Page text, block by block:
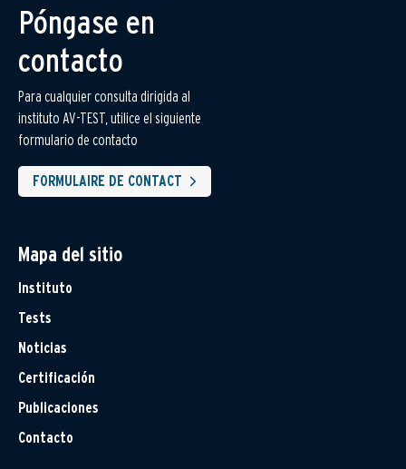
Póngase en
contacto
Para cualquier consulta dirigida al
instituto AV-TEST, utilice el siguiente
formulario de contacto
FORMULAIRE DE CONTACT
Mapa del sitio
Instituto
Tests
Noticias
Certificación
Publicaciones
Contacto